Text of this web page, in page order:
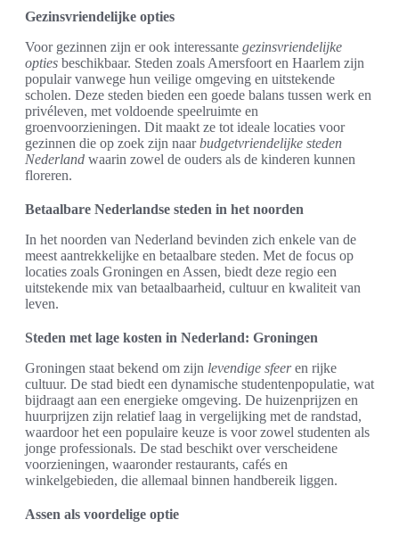
Gezinsvriendelijke opties
Voor gezinnen zijn er ook interessante gezinsvriendelijke
opties beschikbaar. Steden zoals Amersfoort en Haarlem zijn
populair vanwege hun veilige omgeving en uitstekende
scholen. Deze steden bieden een goede balans tussen werk en
privéleven, met voldoende speelruimte en
groenvoorzieningen. Dit maakt ze tot ideale locaties voor
gezinnen die op zoek zijn naarbudgetvriendelijke steden
Nederland waarin zowel de ouders als de kinderen kunnen
floreren.
Betaalbare Nederlandse steden in het noorden
In het noorden van Nederland bevinden zich enkele van de
meest aantrekkelijke en betaalbare steden. Met de focus op
locaties zoals Groningen en Assen, biedt deze regio een
uitstekende mix van betaalbaarheid, cultuur en kwaliteit van
leven.
Steden met lage kosten in Nederland: Groningen
Groningen staat bekend om zijn levendige sfeeren rijke
cultuur. De stad biedt een dynamische studentenpopulatie, wat
bijdraagt aan een energieke omgeving. De huizenprijzen en
huurprijzen zijn relatief laag in vergelijking met de randstad,
waardoor het een populaire keuze is voor zowel studenten als
jonge professionals. De stad beschikt over verscheidene
voorzieningen, waaronder restaurants, cafés en
winkelgebieden, die allemaal binnen handbereik liggen.
Assen als voordelige optie